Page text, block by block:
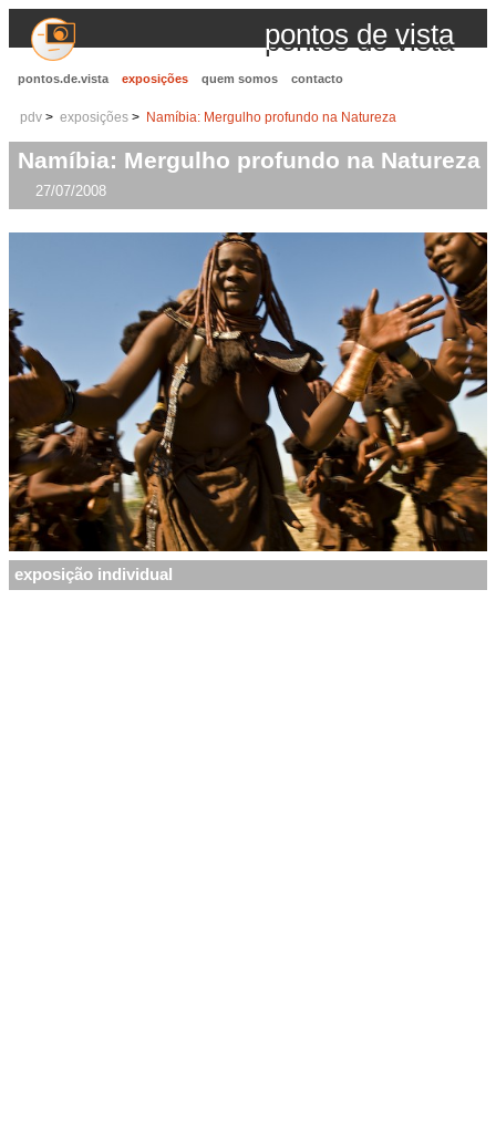
pontos de vista
pontos.de.vista exposições quem somos contacto
pdv exposições Namíbia: Mergulho profundo na Natureza
Namíbia: Mergulho profundo na Natureza
27/07/2008
exposição individual